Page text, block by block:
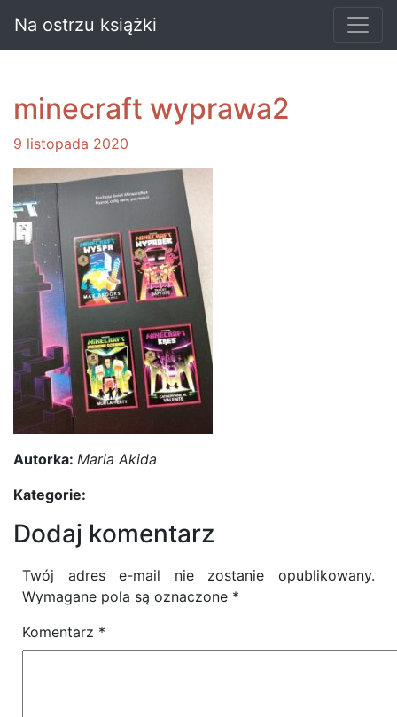
Na ostrzu książki
minecraft wyprawa2
9 listopada 2020
Autorka: Maria Akida
Kategorie:
Dodaj komentarz
Twój adres e-mail nie zostanie opublikowany.
Wymagane pola są oznaczone *
Komentarz *